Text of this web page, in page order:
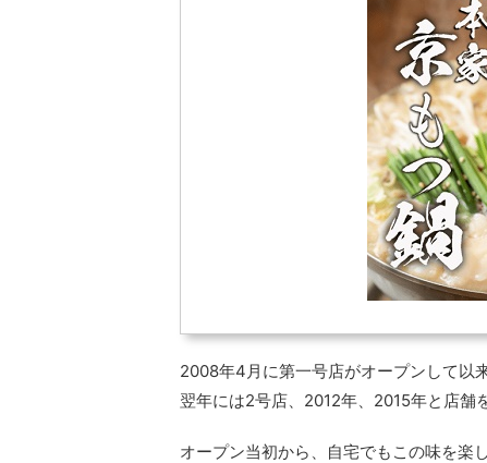
2008年4月に第一号店がオープンして以
翌年には2号店、2012年、2015年と店舗
オープン当初から、自宅でもこの味を楽